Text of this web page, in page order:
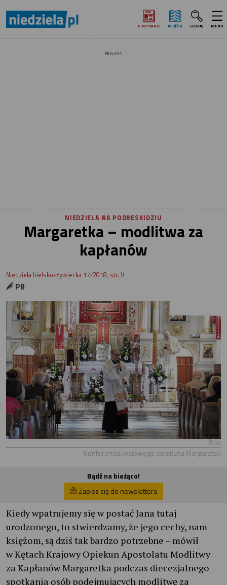
E‑WYDANIE KSIĄŻKI SZUKAJ MENU
REKLAMA
NIEDZIELA NA PODBESKIDZIU
Margaretka – modlitwa za
kapłanów
Niedziela bielsko-żywiecka 17/2018, str. V
PB
RK
Konferencja krajowego opiekuna Margaretek
Bądź na bieżąco!
Zapisz się do newslettera
Kiedy wpatrujemy się w postać Jana tutaj
urodzonego, to stwierdzamy, że jego cechy, nam
księżom, są dziś tak bardzo potrzebne – mówił
w Kętach Krajowy Opiekun Apostolatu Modlitwy
za Kapłanów Margaretka podczas diecezjalnego
spotkania osób podejmujących modlitwę za